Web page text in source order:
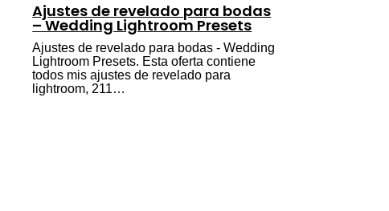
Ajustes de revelado para bodas
– Wedding Lightroom Presets
Ajustes de revelado para bodas - Wedding
Lightroom Presets. Esta oferta contiene
todos mis ajustes de revelado para
lightroom, 211…